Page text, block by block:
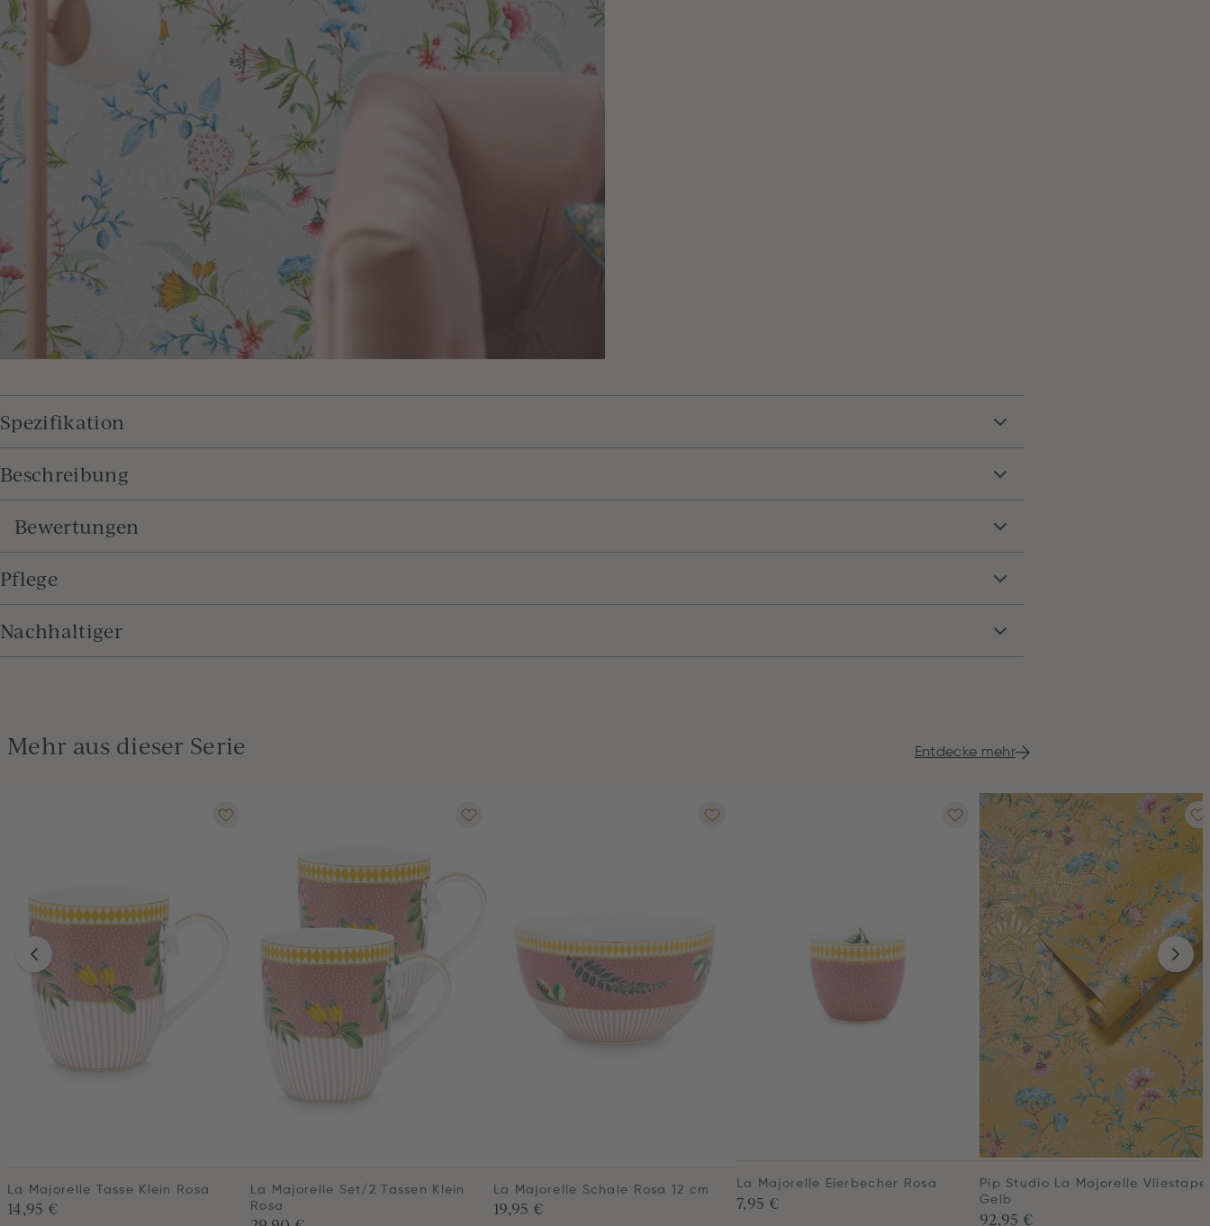
Spezifikation
Beschreibung
Bewertungen
Pflege
Nachhaltiger
Mehr aus dieser Serie Entdecke mehr
La Majorelle Tasse Klein Rosa
14,95 €
La Majorelle Set/2 Tassen Klein
Rosa
La Majorelle Schale Rosa 12 cm
19,95 €
La Majorelle Eierbecher Rosa
7,95 €
Pip Studio La Majorelle
Gelb
92,95 €